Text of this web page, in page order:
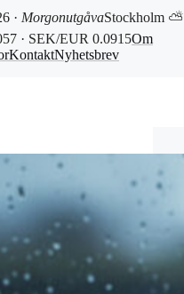
· MorgonutgåvaStockholm ⛅
· SEK/EUR 0.0915Om
KontaktNyhetsbrev